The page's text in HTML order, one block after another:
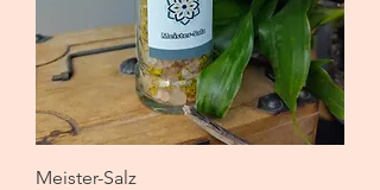
Meister-Salz